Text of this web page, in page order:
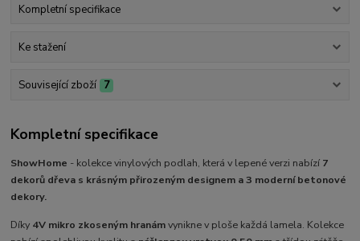
Kompletní specifikace
Ke stažení
Související zboží 7
Kompletní specifikace
ShowHome - kolekce vinylových podlah, která v lepené verzi nabízí 7
dekorů dřeva s krásným přirozeným designem a 3 moderní betonové
dekory.
Díky 4V mikro zkoseným hranámvynikne v ploše každá lamela. Kolekce